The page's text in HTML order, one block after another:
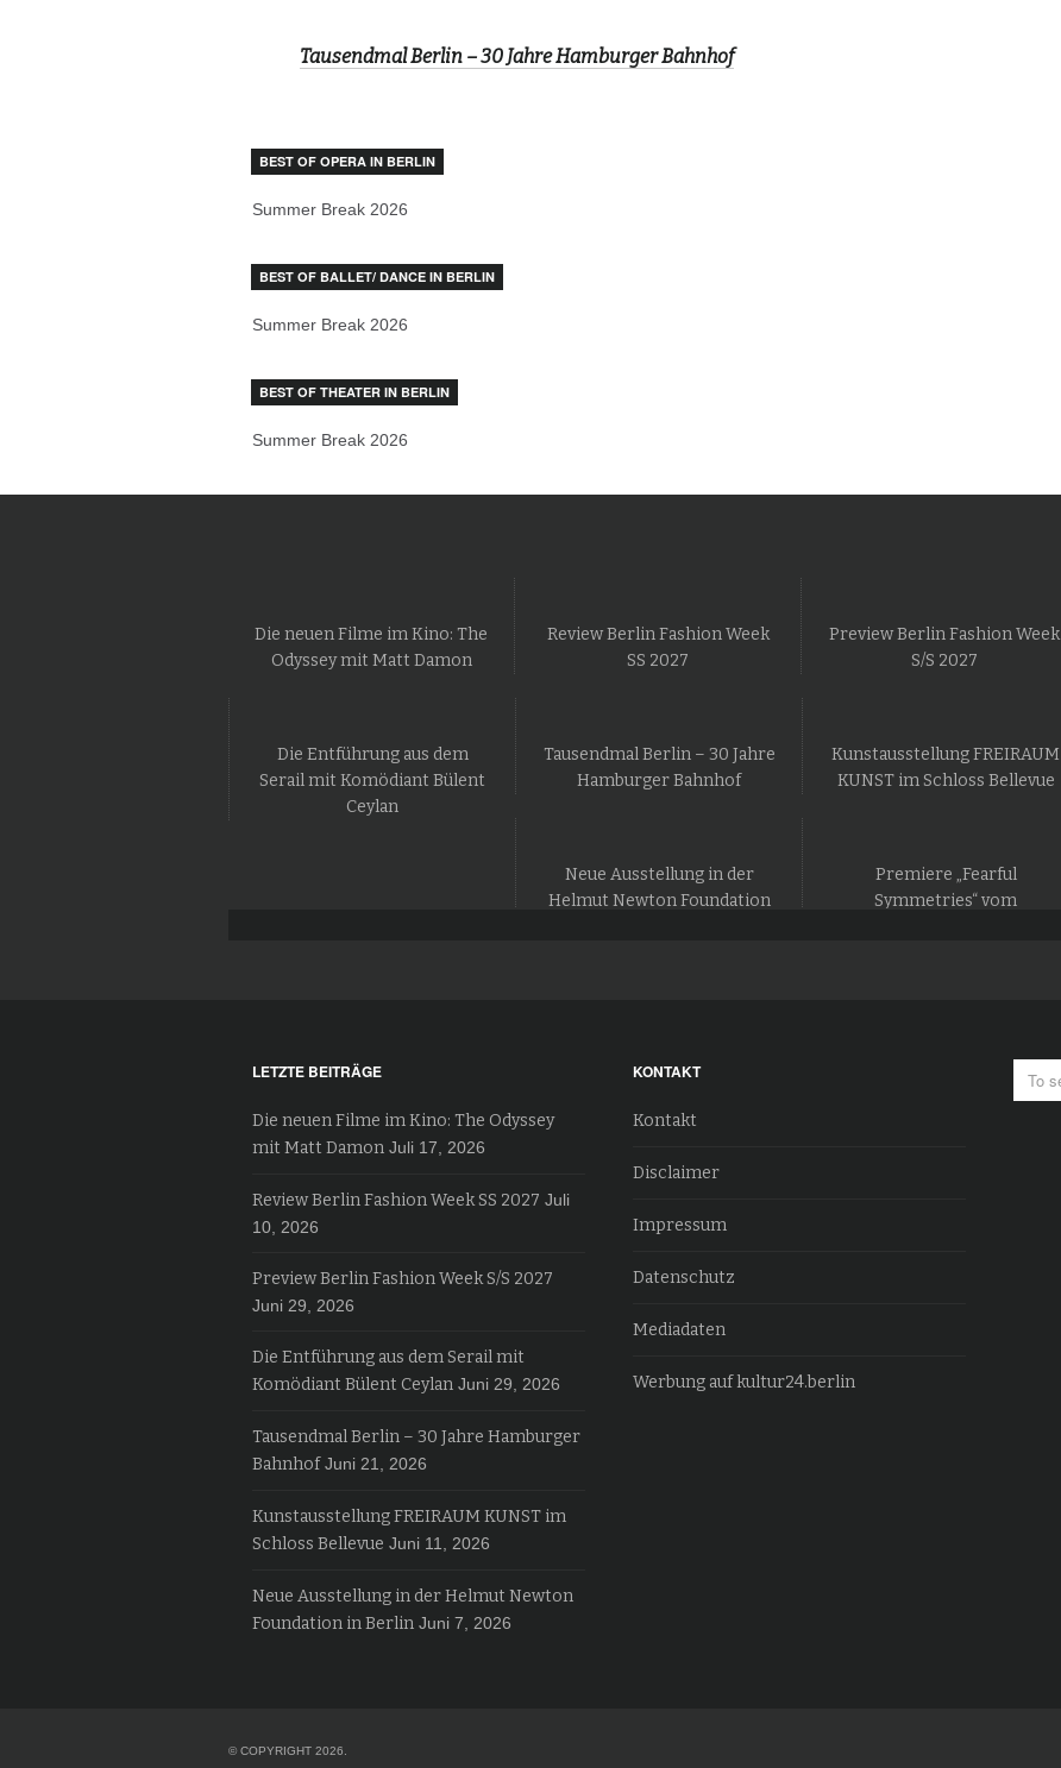
Tausendmal Berlin – 30 Jahre Hamburger Bahnhof
BEST OF OPERA IN BERLIN
Summer Break 2026
BEST OF BALLET/ DANCE IN BERLIN
Summer Break 2026
BEST OF THEATER IN BERLIN
Summer Break 2026
Die neuen Filme im Kino: The
Odyssey mit Matt Damon
Review Berlin Fashion Week
SS 2027
Preview Berlin Fashion Week
S/S 2027
Die Entführung aus dem
Serail mit Komödiant Bülent
Ceylan
Tausendmal Berlin – 30 Jahre
Hamburger Bahnhof
Kunstausstellung FREIRAUM
KUNST im Schloss Bellevue
Neue Ausstellung in der
Helmut Newton Foundation
Premiere „Fearful
Symmetries“ vom
LETZTE BEITRÄGE
Die neuen Filme im Kino: The Odyssey
mit Matt Damon Juli 17, 2026
Review Berlin Fashion Week SS 2027 Juli
10, 2026
Preview Berlin Fashion Week S/S 2027
Juni 29, 2026
Die Entführung aus dem Serail mit
Komödiant Bülent Ceylan Juni 29, 2026
Tausendmal Berlin – 30 Jahre Hamburger
Bahnhof Juni 21, 2026
Kunstausstellung FREIRAUM KUNST im
Schloss Bellevue Juni 11, 2026
Neue Ausstellung in der Helmut Newton
Foundation in Berlin Juni 7, 2026
KONTAKT
Kontakt
Disclaimer
Impressum
Datenschutz
Mediadaten
Werbung auf kultur24.berlin
© COPYRIGHT 2026.